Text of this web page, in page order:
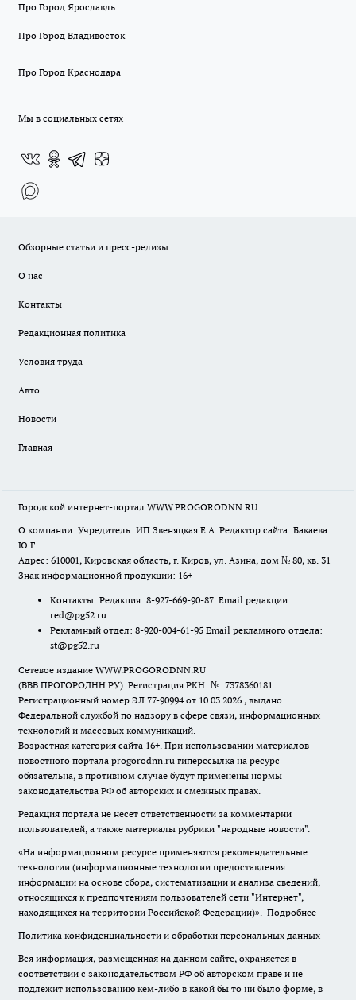
Про Город Ярославль
Про Город Владивосток
Про Город Краснодара
Мы в социальных сетях
Обзорные статьи и пресс-релизы
О нас
Контакты
Редакционная политика
Условия труда
Авто
Новости
Главная
Городской интернет-портал WWW.PROGORODNN.RU
О компании: Учредитель: ИП Звеняцкая Е.А. Редактор сайта: Бакаева
Ю.Г.
Адрес: 610001, Кировская область, г. Киров, ул. Азина, дом № 80, кв. 31
Знак информационной продукции: 16+
Контакты: Редакция: 8-927-669-90-87 Email редакции:
red@pg52.ru
Рекламный отдел: 8-920-004-61-95 Email рекламного отдела:
st@pg52.ru
Сетевое издание WWW.PROGORODNN.RU
(ВВВ.ПРОГОРОДНН.РУ). Регистрация РКН: №: 7378360181.
Регистрационный номер ЭЛ 77-90994 от 10.03.2026., выдано
Федеральной службой по надзору в сфере связи, информационных
технологий и массовых коммуникаций.
Возрастная категория сайта 16+. При использовании материалов
новостного портала progorodnn.ru гиперссылка на ресурс
обязательна, в противном случае будут применены нормы
законодательства РФ об авторских и смежных правах.
Редакция портала не несет ответственности за комментарии
пользователей, а также материалы рубрики "народные новости".
«На информационном ресурсе применяются рекомендательные
технологии (информационные технологии предоставления
информации на основе сбора, систематизации и анализа сведений,
относящихся к предпочтениям пользователей сети "Интернет",
находящихся на территории Российской Федерации)». Подробнее
Политика конфиденциальности и обработки персональных данных
Вся информация, размещенная на данном сайте, охраняется в
соответствии с законодательством РФ об авторском праве и не
подлежит использованию кем-либо в какой бы то ни было форме, в